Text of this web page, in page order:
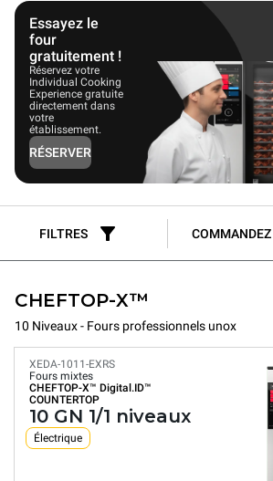
produits ou parlez directement à nos experts !
Essayez le
four
gratuitement !
Réservez votre
Individual Cooking
Experience gratuite
directement dans
votre
établissement.
RÉSERVER
FILTRES COMMANDEZ
CHEFTOP-X™
10 Niveaux - Fours professionnels unox
XEDA-1011-EXRS
Fours mixtes
CHEFTOP-X™ Digital.ID™
COUNTERTOP
10 GN 1/1 niveaux
Électrique